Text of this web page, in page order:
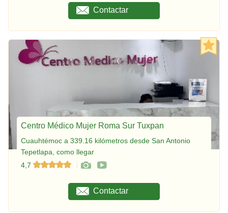
Contactar
Centro Médico Mujer Roma Sur Tuxpan
Cuauhtémoc a 339.16 kilómetros desde San Antonio
Tepetlapa, como llegar
4,7
Contactar